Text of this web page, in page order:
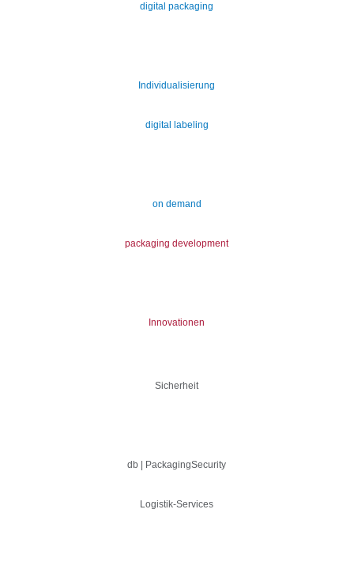
digital packaging
Individualisierung
digital labeling
on demand
packaging development
Innovationen
Sicherheit
db | PackagingSecurity
Logistik-Services